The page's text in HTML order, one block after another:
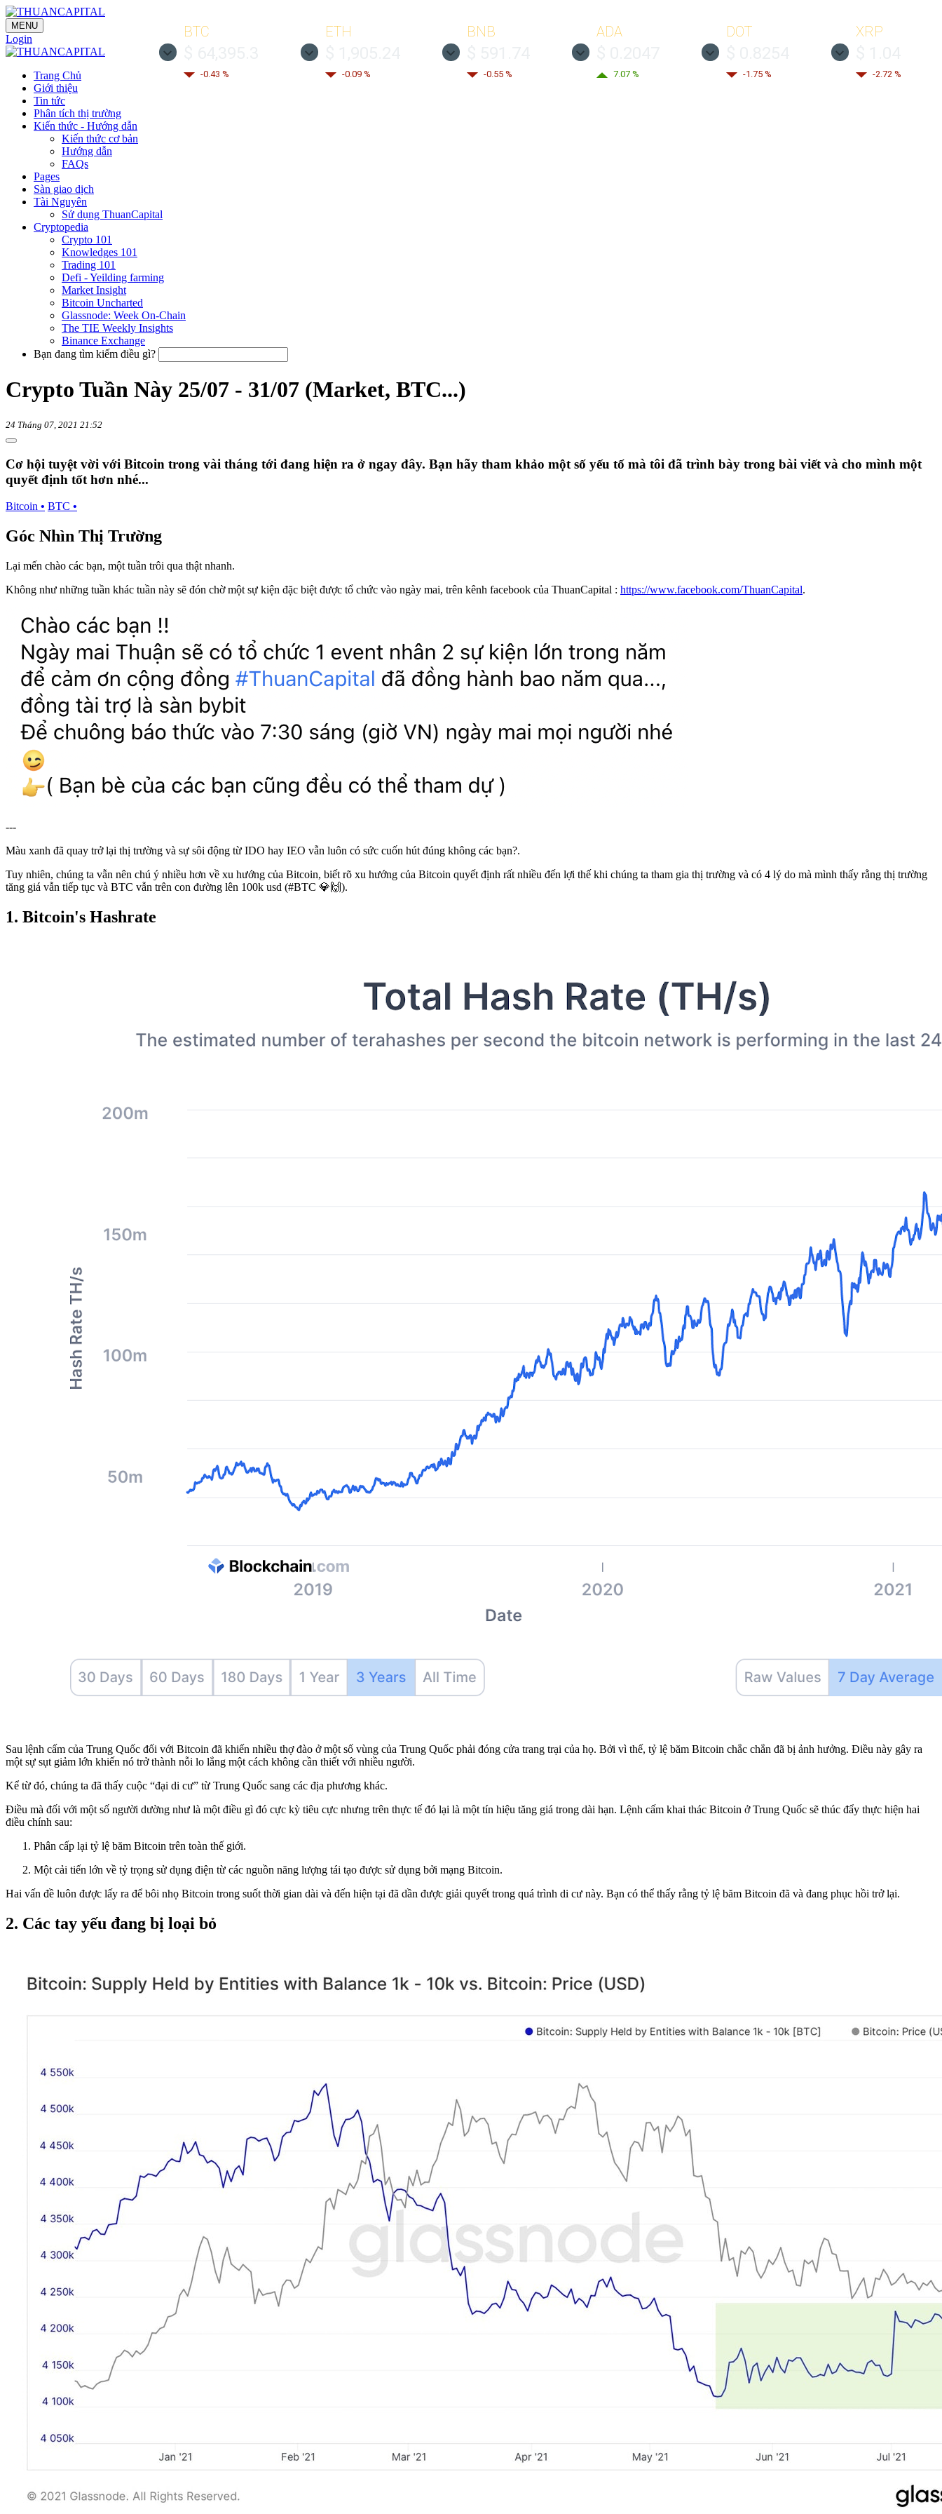
BTC
-0.43 %
ETH
-0.09 %
BNB
-0.55 %
ADA
7.07 %
DOT
-1.75 %
XRP
-2.72 %
MENU
Login
Trang Chủ
Giới thiệu
Tin tức
Phân tích thị trường
Kiến thức - Hướng dẫn
Kiến thức cơ bản
Hướng dẫn
FAQs
Pages
Sàn giao dịch
Tài Nguyên
Sử dụng ThuanCapital
Cryptopedia
Crypto 101
Knowledges 101
Trading 101
Defi - Yeilding farming
Market Insight
Bitcoin Uncharted
Glassnode: Week On-Chain
The TIE Weekly Insights
Binance Exchange
Bạn đang tìm kiếm điều gì?
Crypto Tuần Này 25/07 - 31/07 (Market, BTC...)
24 Tháng 07, 2021 21:52
Cơ hội tuyệt vời với Bitcoin trong vài tháng tới đang hiện ra ở ngay đây. Bạn hãy tham khảo một số yếu tố mà tôi đã trình bày trong bài viết và cho mình một
quyết định tốt hơn nhé...
Bitcoin • BTC •
Góc Nhìn Thị Trường
Lại mến chào các bạn, một tuần trôi qua thật nhanh.
Không như những tuần khác tuần này sẽ đón chờ một sự kiện đặc biệt được tổ chức vào ngày mai, trên kênh facebook của ThuanCapital : https://www.facebook.com/ThuanCapital.
---
Màu xanh đã quay trở lại thị trường và sự sôi động từ IDO hay IEO vẫn luôn có sức cuốn hút đúng không các bạn?.
Tuy nhiên, chúng ta vẫn nên chú ý nhiều hơn về xu hướng của Bitcoin, biết rõ xu hướng của Bitcoin quyết định rất nhiều đến lợi thế khi chúng ta tham gia thị trường và có 4 lý do mà mình thấy rằng thị trường
tăng giá vẫn tiếp tục và BTC vẫn trên con đường lên 100k usd (#BTC 💎🙌).
1. Bitcoin's Hashrate
Sau lệnh cấm của Trung Quốc đối với Bitcoin đã khiến nhiều thợ đào ở một số vùng của Trung Quốc phải đóng cửa trang trại của họ. Bởi vì thế, tỷ lệ băm Bitcoin chắc chắn đã bị ảnh hưởng. Điều này gây ra
một sự sụt giảm lớn khiến nó trở thành nỗi lo lắng một cách không cần thiết với nhiều người.
Kể từ đó, chúng ta đã thấy cuộc “đại di cư” từ Trung Quốc sang các địa phương khác.
Điều mà đối với một số người dường như là một điều gì đó cực kỳ tiêu cực nhưng trên thực tế đó lại là một tín hiệu tăng giá trong dài hạn. Lệnh cấm khai thác Bitcoin ở Trung Quốc sẽ thúc đẩy thực hiện hai
điều chính sau:
Phân cấp lại tỷ lệ băm Bitcoin trên toàn thế giới.
Một cải tiến lớn về tỷ trọng sử dụng điện từ các nguồn năng lượng tái tạo được sử dụng bởi mạng Bitcoin.
Hai vấn đề luôn được lấy ra để bôi nhọ Bitcoin trong suốt thời gian dài và đến hiện tại đã dần được giải quyết trong quá trình di cư này. Bạn có thể thấy rằng tỷ lệ băm Bitcoin đã và đang phục hồi trở lại.
2. Các tay yếu đang bị loại bỏ